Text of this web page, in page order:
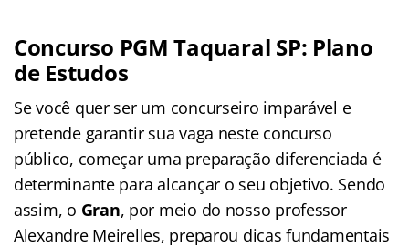
Concurso PGM Taquaral SP: Plano
de Estudos
Se você quer ser um concurseiro imparável e
pretende garantir sua vaga neste concurso
público, começar uma preparação diferenciada é
determinante para alcançar o seu objetivo. Sendo
assim, o Gran, por meio do nosso professor
Alexandre Meirelles, preparou dicas fundamentais